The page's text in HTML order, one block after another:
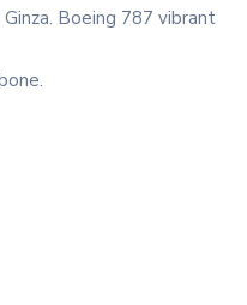
Boeing 787 vibrant